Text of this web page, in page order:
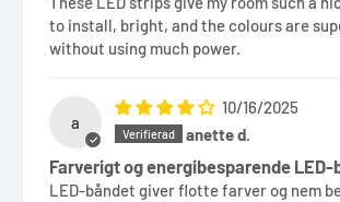
to install, bright, and the colours are
without using much power.
a
10/16/2025
anette d.
Farverigt og energibesparende LED-
LED-båndet giver flotte farver og nem